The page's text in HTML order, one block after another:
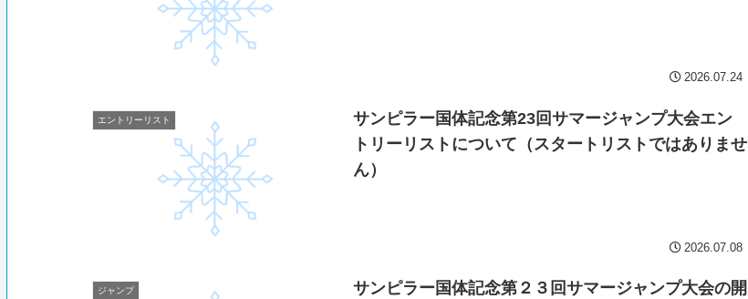
2026.07.24
エントリーリスト
サンピラー国体記念第23回サマージャンプ大会エン
トリーリストについて（スタートリストではありませ
ん）
2026.07.08
ジャンプ
サンピラー国体記念第２３回サマージャンプ大会の開